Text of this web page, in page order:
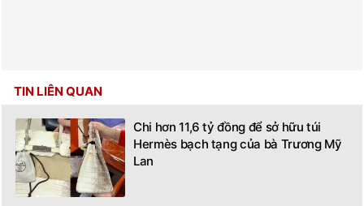
TIN LIÊN QUAN
Chi hơn 11,6 tỷ đồng để sở hữu túi
Hermès bạch tạng của bà Trương Mỹ
Lan